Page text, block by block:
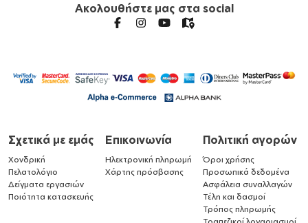
Ακολουθήστε μας στα social
Σχετικά με εμάς
Χονδρική
Πελατολόγιο
Δείγματα εργασιών
Ποιότητα κατασκευής
Επικοινωνία
Ηλεκτρονική πληρωμή
Χάρτης πρόσβασης
Πολιτική αγορών
Όροι χρήσης
Προσωπικά δεδομένα
Ασφάλεια συναλλαγών
Τέλη και δασμοί
Τρόπος πληρωμής